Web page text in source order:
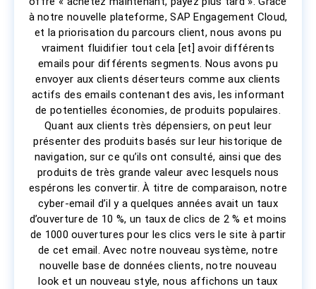
à notre nouvelle plateforme, SAP Engagement Cloud,
et la priorisation du parcours client, nous avons pu
vraiment fluidifier tout cela [et] avoir différents
emails pour différents segments. Nous avons pu
envoyer aux clients déserteurs comme aux clients
actifs des emails contenant des avis, les informant
de potentielles économies, de produits populaires.
Quant aux clients très dépensiers, on peut leur
présenter des produits basés sur leur historique de
navigation, sur ce qu’ils ont consulté, ainsi que des
produits de très grande valeur avec lesquels nous
espérons les convertir. À titre de comparaison, notre
cyber-email d’il y a quelques années avait un taux
d’ouverture de 10 %, un taux de clics de 2 % et moins
de 1000 ouvertures pour les clics vers le site à partir
de cet email. Avec notre nouveau système, notre
nouvelle base de données clients, notre nouveau
look et un nouveau style, nous affichons un taux